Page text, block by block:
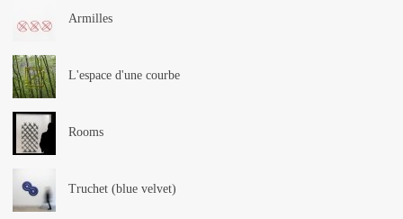
Armilles
L'espace d'une courbe
Rooms
Truchet (blue velvet)